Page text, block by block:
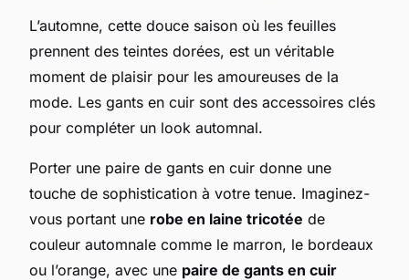
L’automne, cette douce saison où les feuilles
prennent des teintes dorées, est un véritable
moment de plaisir pour les amoureuses de la
mode. Les gants en cuir sont des accessoires clés
pour compléter un look automnal.
Porter une paire de gants en cuir donne une
touche de sophistication à votre tenue. Imaginez-
vous portant une robe en laine tricotée de
couleur automnale comme le marron, le bordeaux
ou l’orange, avec une paire de gants en cuir